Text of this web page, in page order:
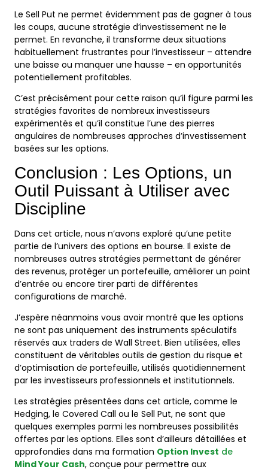
Le Sell Put ne permet évidemment pas de gagner à tous
les coups, aucune stratégie d’investissement ne le
permet. En revanche, il transforme deux situations
habituellement frustrantes pour l’investisseur – attendre
une baisse ou manquer une hausse – en opportunités
potentiellement profitables.
C’est précisément pour cette raison qu’il figure parmi les
stratégies favorites de nombreux investisseurs
expérimentés et qu’il constitue l’une des pierres
angulaires de nombreuses approches d’investissement
basées sur les options.
Conclusion : Les Options, un
Outil Puissant à Utiliser avec
Discipline
Dans cet article, nous n’avons exploré qu’une petite
partie de l’univers des options en bourse. Il existe de
nombreuses autres stratégies permettant de générer
des revenus, protéger un portefeuille, améliorer un point
d’entrée ou encore tirer parti de différentes
configurations de marché.
J’espère néanmoins vous avoir montré que les options
ne sont pas uniquement des instruments spéculatifs
réservés aux traders de Wall Street. Bien utilisées, elles
constituent de véritables outils de gestion du risque et
d’optimisation de portefeuille, utilisés quotidiennement
par les investisseurs professionnels et institutionnels.
Les stratégies présentées dans cet article, comme le
Hedging, le Covered Call ou le Sell Put, ne sont que
quelques exemples parmi les nombreuses possibilités
offertes par les options. Elles sont d’ailleurs détaillées et
approfondies dans ma formation Option Invest de
Mind Your Cash, conçue pour permettre aux